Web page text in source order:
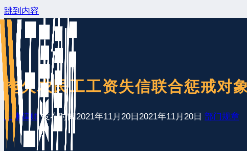
跳到内容
拖欠农民工工资失信联合惩戒对
王康律师 发布时间2021年11月20日 2021年11月20日 部门规章